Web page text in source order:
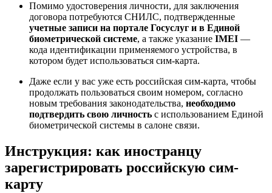
Помимо удостоверения личности, для заключения
договора потребуются СНИЛС, подтвержденные
учетные записи на портале Госуслуг и в Единой
биометрической системе, а также указание IMEI —
кода идентификации применяемого устройства, в
котором будет использоваться сим-карта.
Даже если у вас уже есть российская сим-карта, чтобы
продолжать пользоваться своим номером, согласно
новым требования законодательства, необходимо
подтвердить свою личность с использованием Единой
биометрической системы в салоне связи.
Инструкция: как иностранцу
зарегистрировать российскую сим-
карту